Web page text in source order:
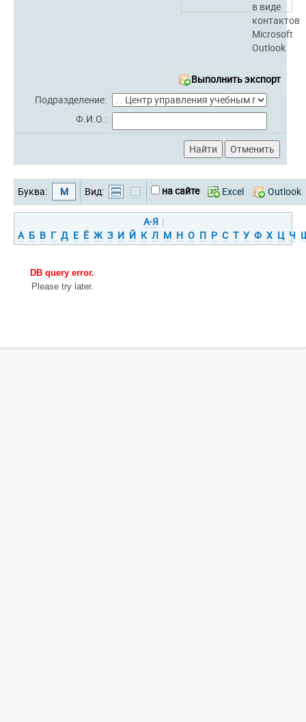
в виде
контактов
Microsoft
Outlook
Выполнить экспорт
Подразделение:
Ф.И.О.:
Буква: М Вид: на сайте Excel Outlook
А-Я |
А Б В Г Д Е Ё Ж З И Й К Л М Н О П Р С Т У Ф Х Ц Ч
DB query error.
Please try later.